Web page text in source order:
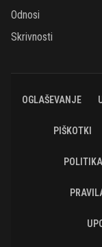
Odnosi
Skrivnosti
OGLAŠEVANJE
PIŠKOTKI